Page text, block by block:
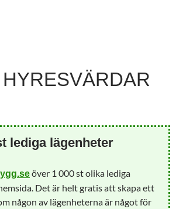
HYRESVÄRDAR
lediga lägenheter
över 1 000 st olika lediga
Det är helt gratis att skapa ett
någon av lägenheterna är något för